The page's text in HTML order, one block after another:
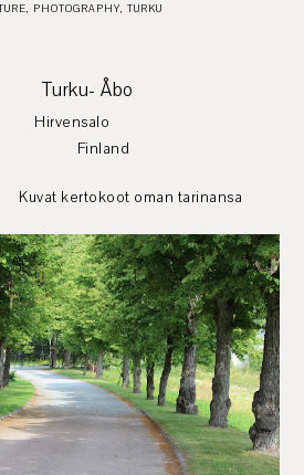
, PHOTOGRAPHY, TURKU
Turku- Åbo
Hirvensalo
oman tarinansa